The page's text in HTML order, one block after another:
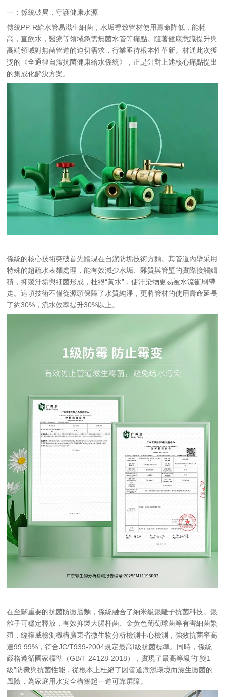
一：係統破局，守護健康水源
傳統PP-R給水管易滋生細菌，水垢導致管材使用壽命降低，能耗
高，直飲水，醫療等領域急需無菌水管等痛點。隨著健康意識提升與
高端領域對無菌管道的迫切需求，行業亟待根本性革新。材通此次獲
獎的《全通徑自潔抗菌健康給水係統》，正是針對上述核心痛點提出
的集成化解決方案。
係統的核心技術突破首先體現在自潔防垢技術方麵。其管道內壁采用
特殊的超疏水表麵處理，能有效減少水垢、雜質與管壁的實際接觸麵
積，抑製汙垢與細菌形成，杜絕“黃水”，使汙染物更易被水流衝刷帶
走。這項技術不僅從源頭保障了水質純淨，更將管材的使用壽命延長
了約30%，流水效率提升30%以上。
在至關重要的抗菌防黴層麵，係統融合了納米級銀離子抗菌科技。銀
離子可穩定釋放，有效抑製大腸杆菌、金黃色葡萄球菌等有害細菌繁
殖，經權威檢測機構廣東省微生物分析檢測中心檢測，強效抗菌率高
達99.99%，符合JC/T939-2004規定最高I級抗菌標準。同時，係統
嚴格遵循國家標準（GB/T 24128-2018），實現了最高等級的“雙1
級”防黴與抗菌性能，從根本上杜絕了因管道潮濕環境而滋生黴菌的
風險，為家庭用水安全構築起一道可靠屏障。